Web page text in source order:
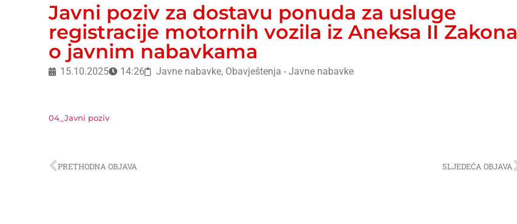
Javni poziv za dostavu ponuda za usluge
registracije motornih vozila iz Aneksa II Zakona
o javnim nabavkama
15.10.2025 14:26 Javne nabavke, Obavještenja - Javne nabavke
04_Javni poziv
PRETHODNA OBJAVA SLJEDEĆA OBJAVA